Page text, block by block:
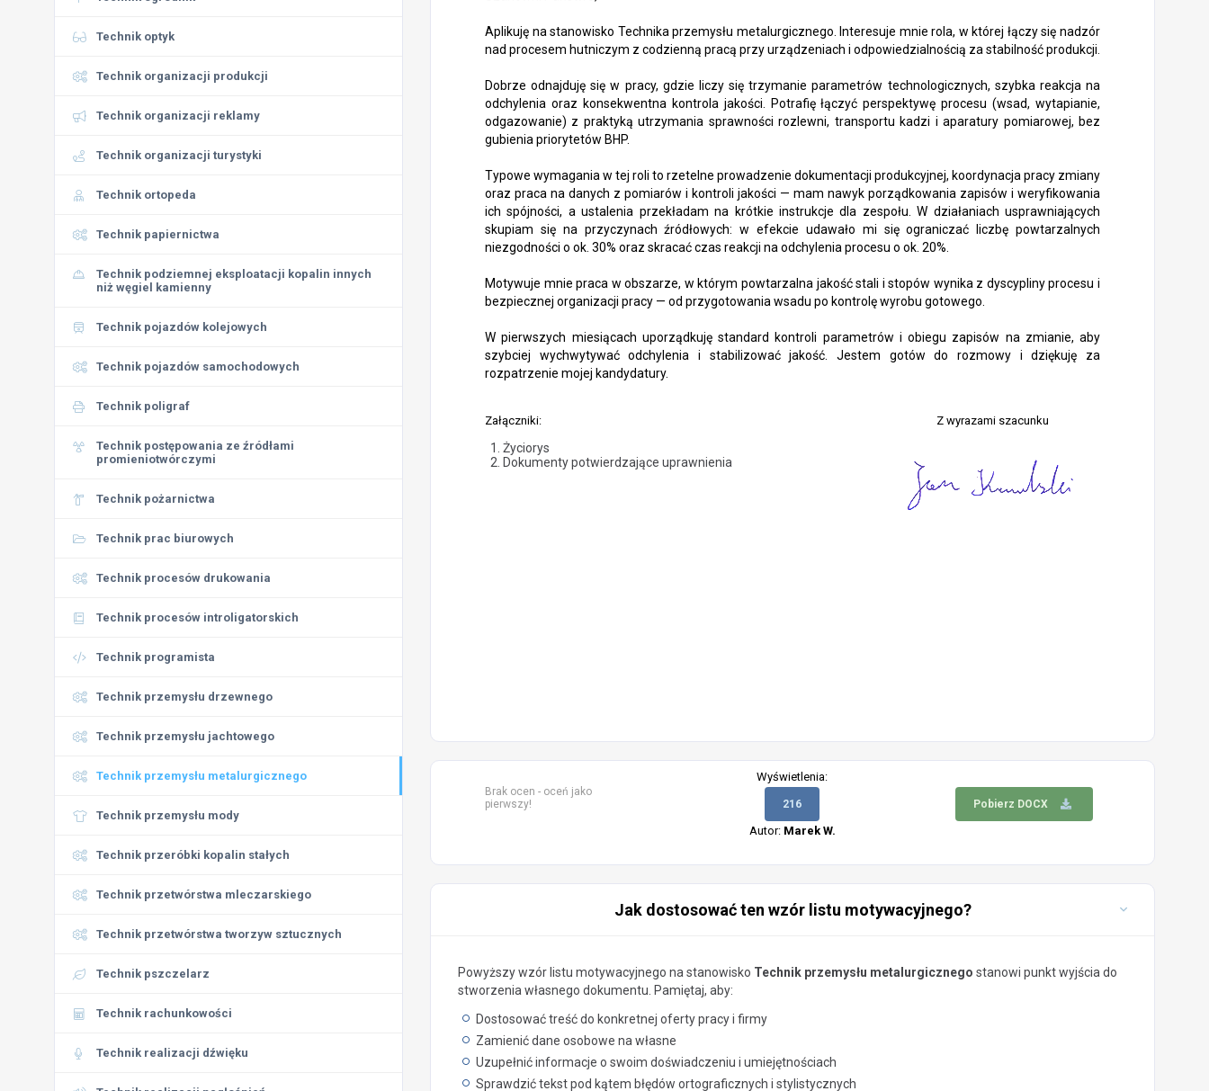
Technik optyk
Technik organizacji produkcji
Technik organizacji reklamy
Technik organizacji turystyki
Technik ortopeda
Technik papiernictwa
Technik podziemnej eksploatacji kopalin innych
niż węgiel kamienny
Technik pojazdów kolejowych
Technik pojazdów samochodowych
Technik poligraf
Technik postępowania ze źródłami
promieniotwórczymi
Technik pożarnictwa
Technik prac biurowych
Technik procesów drukowania
Technik procesów introligatorskich
Technik programista
Technik przemysłu drzewnego
Technik przemysłu jachtowego
Technik przemysłu metalurgicznego
Technik przemysłu mody
Technik przeróbki kopalin stałych
Technik przetwórstwa mleczarskiego
Technik przetwórstwa tworzyw sztucznych
Technik pszczelarz
Technik rachunkowości
Technik realizacji dźwięku
Aplikuję na stanowisko Technika przemysłu metalurgicznego. Interesuje mnie rola, w której łączy się nadzór
nad procesem hutniczym z codzienną pracą przy urządzeniach i odpowiedzialnością za stabilność produkcji.
Dobrze odnajduję się w pracy, gdzie liczy się trzymanie parametrów technologicznych, szybka reakcja na
odchylenia oraz konsekwentna kontrola jakości. Potrafię łączyć perspektywę procesu (wsad, wytapianie,
odgazowanie) z praktyką utrzymania sprawności rozlewni, transportu kadzi i aparatury pomiarowej, bez
gubienia priorytetów BHP.
Typowe wymagania w tej roli to rzetelne prowadzenie dokumentacji produkcyjnej, koordynacja pracy zmiany
oraz praca na danych z pomiarów i kontroli jakości — mam nawyk porządkowania zapisów i weryfikowania
ich spójności, a ustalenia przekładam na krótkie instrukcje dla zespołu. W działaniach usprawniających
skupiam się na przyczynach źródłowych: w efekcie udawało mi się ograniczać liczbę powtarzalnych
niezgodności o ok. 30% oraz skracać czas reakcji na odchylenia procesu o ok. 20%.
Motywuje mnie praca w obszarze, w którym powtarzalna jakość stali i stopów wynika z dyscypliny procesu i
bezpiecznej organizacji pracy — od przygotowania wsadu po kontrolę wyrobu gotowego.
W pierwszych miesiącach uporządkuję standard kontroli parametrów i obiegu zapisów na zmianie, aby
szybciej wychwytywać odchylenia i stabilizować jakość. Jestem gotów do rozmowy i dziękuję za
rozpatrzenie mojej kandydatury.
Załączniki:
Życiorys
Dokumenty potwierdzające uprawnienia
Z wyrazami szacunku
Brak ocen - oceń jako
pierwszy!
Wyświetlenia:
216 Pobierz DOCX
Autor: Marek W.
Jak dostosować ten wzór listu motywacyjnego?
Powyższy wzór listu motywacyjnego na stanowisko Technik przemysłu metalurgicznego stanowi punkt wyjścia do
stworzenia własnego dokumentu. Pamiętaj, aby:
Dostosować treść do konkretnej oferty pracy i firmy
Zamienić dane osobowe na własne
Uzupełnić informacje o swoim doświadczeniu i umiejętnościach
Sprawdzić tekst pod kątem błędów ortograficznych i stylistycznych